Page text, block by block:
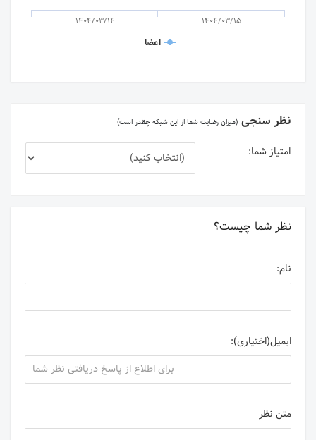
اعضا
1404/03/14 1404/03/15
نظر سنجی (میزان رضایت شما از این شبکه چقدر است)
امتیاز شما:
نظر شما چیست؟
نام:
ایمیل(اختیاری):
متن نظر